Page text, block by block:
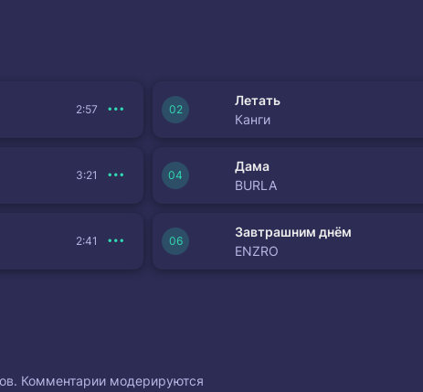
2:57
Летать
Канги
3:21
Дама
BURLA
2:41
Завтрашним днём
ENZRO
Комментарии модерируются